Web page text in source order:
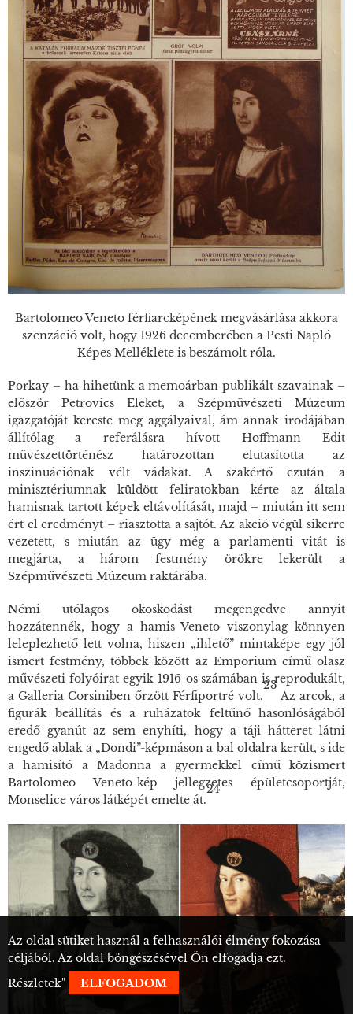
Bartolomeo Veneto férfiarcképének megvásárlása akkora
szenzáció volt, hogy 1926 decemberében a Pesti Napló
Képes Melléklete is beszámolt róla.
Porkay – ha hihetünk a memoárban publikált szavainak –
először Petrovics Eleket, a Szépművészeti Múzeum
igazgatóját kereste meg aggályaival, ám annak irodájában
állítólag a referálásra hívott Hoffmann Edit
művészettörténész határozottan elutasította az
inszinuációnak vélt vádakat. A szakértő ezután a
minisztériumnak küldött feliratokban kérte az általa
hamisnak tartott képek eltávolítását, majd – miután itt sem
ért el eredményt – riasztotta a sajtót. Az akció végül sikerre
vezetett, s miután az ügy még a parlamenti vitát is
megjárta, a három festmény örökre lekerült a
Szépművészeti Múzeum raktárába.
Némi utólagos okoskodást megengedve annyit
hozzátennék, hogy a hamis Veneto viszonylag könnyen
leleplezhető lett volna, hiszen „ihlető” mintaképe egy jól
ismert festmény, többek között az Emporiumcímű olasz
művészeti folyóirat egyik 1916-os számában is reprodukált,
a Galleria Corsiniben őrzött Férfiportré volt.
23
Az arcok, a
figurák beállítás és a ruházatok feltűnő hasonlóságából
eredő gyanút az sem enyhíti, hogy a táji hátteret látni
engedő ablak a „Dondi”-képmáson a bal oldalra került, s ide
a hamisító a Madonna a gyermekkel című közismert
Bartolomeo Veneto-kép jellegzetes épületcsoportját,
Monselice város látképét emelte át.
24
Az oldal sütiket használ a felhasználói élmény fokozása
céljából. Az oldal böngészésével Ön elfogadja ezt.
Részletek" ELFOGADOM